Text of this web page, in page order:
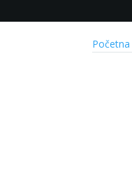
Početna